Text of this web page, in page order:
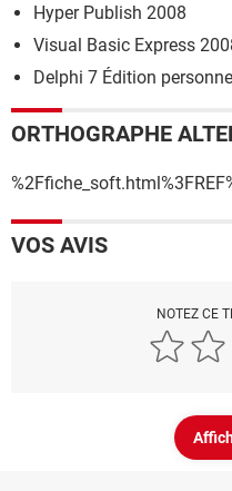
Hyper Publish 2008
Visual Basic Express
Delphi 7 Édition
ORTHOGRAPHE
VOS AVIS
NOTEZ CE